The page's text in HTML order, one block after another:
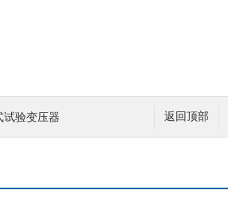
返回顶部
试验变压器